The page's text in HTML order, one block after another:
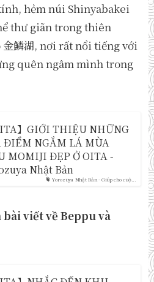
hẻm núi Shinyabakei
thư giãn trong thiên
鱗湖, nơi rất nổi tiếng với
quên ngâm mình trong
Yorozuya Nhật Bản - Giúp cho cuộ...
】GIỚI THIỆU NHỮNG
NGẮM LÁ MÙA
MOMIJI ĐẸP Ở OITA -
Nhật Bản
viết về Beppu và